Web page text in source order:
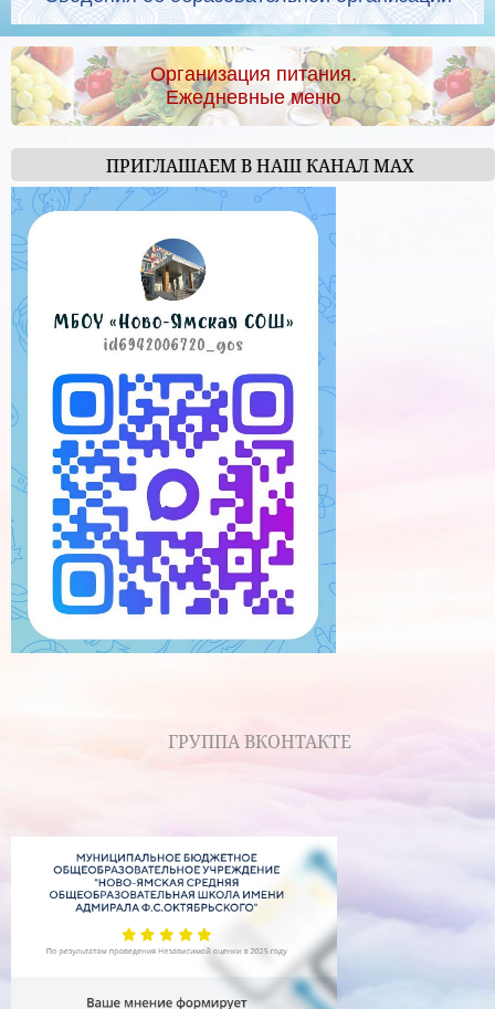
Организация питания.
Ежедневные меню
ПРИГЛАШАЕМ В НАШ КАНАЛ МАХ
ГРУППА ВКОНТАКТЕ